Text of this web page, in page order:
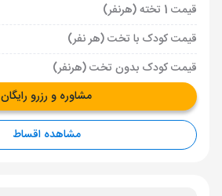
قیمت 1 تخته (هرنفر)
قیمت کودک با تخت (هر نفر)
قیمت کودک بدون تخت (هرنفر)
مشاوره و رزرو رایگان
مشاهده اقساط